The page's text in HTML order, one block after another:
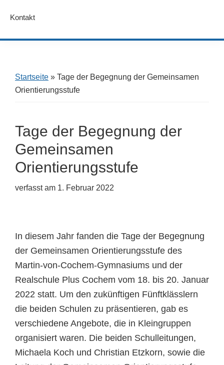
Kontakt
Startseite » Tage der Begegnung der Gemeinsamen
Orientierungsstufe
Tage der Begegnung der
Gemeinsamen
Orientierungsstufe
verfasst am 1. Februar 2022
In diesem Jahr fanden die Tage der Begegnung
der Gemeinsamen Orientierungsstufe des
Martin-von-Cochem-Gymnasiums und der
Realschule Plus Cochem vom 18. bis 20. Januar
2022 statt. Um den zukünftigen Fünftklässlern
die beiden Schulen zu präsentieren, gab es
verschiedene Angebote, die in Kleingruppen
organisiert waren. Die beiden Schulleitungen,
Michaela Koch und Christian Etzkorn, sowie die